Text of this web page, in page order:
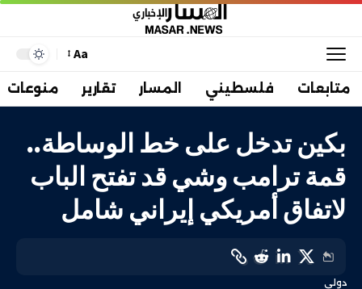
Aa
متابعات فلسطيني المسار تقارير منوعات
بكين تدخل على خط الوساطة..
قمة ترامب وشي قد تفتح الباب
لاتفاق أمريكي إيراني شامل
دولي